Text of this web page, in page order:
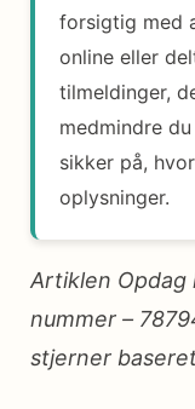
forsigtig med
online eller
tilmeldinger,
medmindre
sikker på,
oplysninger.
Artiklen
nummer –
stjerner